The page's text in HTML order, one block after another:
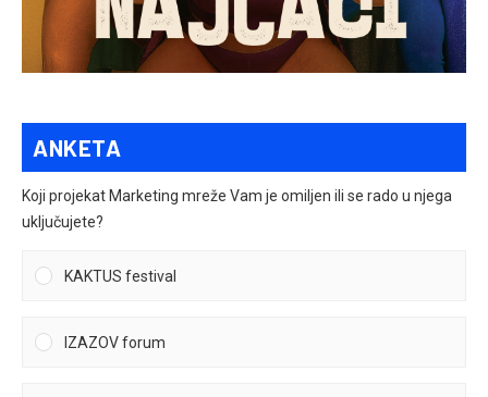
ANKETA
Koji projekat Marketing mreže Vam je omiljen ili se rado u njega
uključujete?
KAKTUS festival
IZAZOV forum